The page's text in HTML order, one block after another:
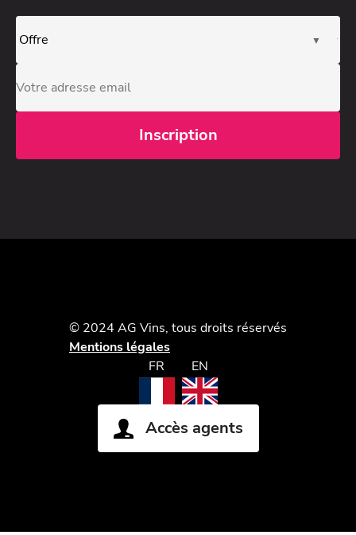
© 2024 AG Vins, tous droits réservés
Mentions légales
FR
EN
Accès agents